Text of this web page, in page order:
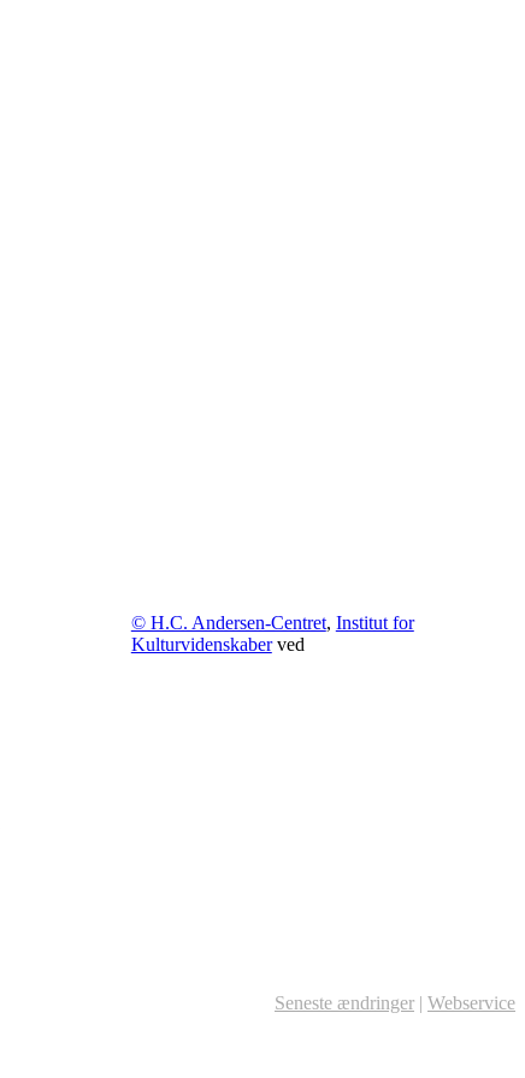
© H.C. Andersen-Centret, Institut for
Kulturvidenskaberved
Seneste ændringer | Webservice